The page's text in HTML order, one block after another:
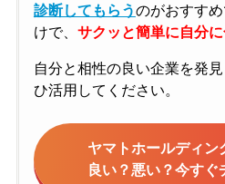
診断してもらうのがおすす
けで、 サクッと簡単に自分
自分と相性の良い企業を発
ひ活用してください。
ヤマトホールディン
良い？悪い？今すぐ